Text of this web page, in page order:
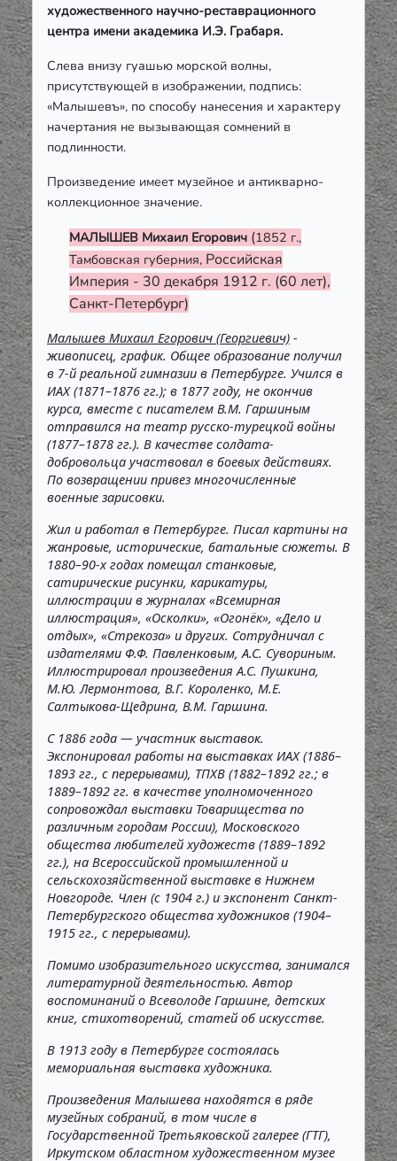
художественного научно-реставрационного
центра имени академика И.Э. Грабаря.
Слева внизу гуашью морской волны,
присутствующей в изображении, подпись:
«Малышевъ», по способу нанесения и характеру
начертания не вызывающая сомнений в
подлинности.
Произведение имеет музейное и антикварно-
коллекционное значение.
МАЛЫШЕВ Михаил Егорович (1852 г.,
Тамбовская губерния, Российская
Империя - 30 декабря 1912 г. (60 лет),
Санкт-Петербург)
Малышев Михаил Егорович (Георгиевич) -
живописец, график. Общее образование получил
в 7-й реальной гимназии в Петербурге. Учился в
ИАХ (1871–1876 гг.); в 1877 году, не окончив
курса, вместе с писателем В.М. Гаршиным
отправился на театр русско-турецкой войны
(1877–1878 гг.). В качестве солдата-
добровольца участвовал в боевых действиях.
По возвращении привез многочисленные
военные зарисовки.
Жил и работал в Петербурге. Писал картины на
жанровые, исторические, батальные сюжеты. В
1880–90-х годах помещал станковые,
сатирические рисунки, карикатуры,
иллюстрации в журналах «Всемирная
иллюстрация», «Осколки», «Огонёк», «Дело и
отдых», «Стрекоза» и других. Сотрудничал с
издателями Ф.Ф. Павленковым, А.С. Сувориным.
Иллюстрировал произведения А.С. Пушкина,
М.Ю. Лермонтова, В.Г. Короленко, М.Е.
Салтыкова-Щедрина, В.М. Гаршина.
С 1886 года — участник выставок.
Экспонировал работы на выставках ИАХ (1886–
1893 гг., с перерывами), ТПХВ (1882–1892 гг.; в
1889–1892 гг. в качестве уполномоченного
сопровождал выставки Товарищества по
различным городам России), Московского
общества любителей художеств (1889–1892
гг.), на Всероссийской промышленной и
сельскохозяйственной выставке в Нижнем
Новгороде. Член (с 1904 г.) и экспонент Санкт-
Петербургского общества художников (1904–
1915 гг., с перерывами).
Помимо изобразительного искусства, занимался
литературной деятельностью. Автор
воспоминаний о Всеволоде Гаршине, детских
книг, стихотворений, статей об искусстве.
В 1913 году в Петербурге состоялась
мемориальная выставка художника.
Произведения Малышева находятся в ряде
музейных собраний, в том числе в
Государственной Третьяковской галерее (ГТГ),
Иркутском областном художественном музее